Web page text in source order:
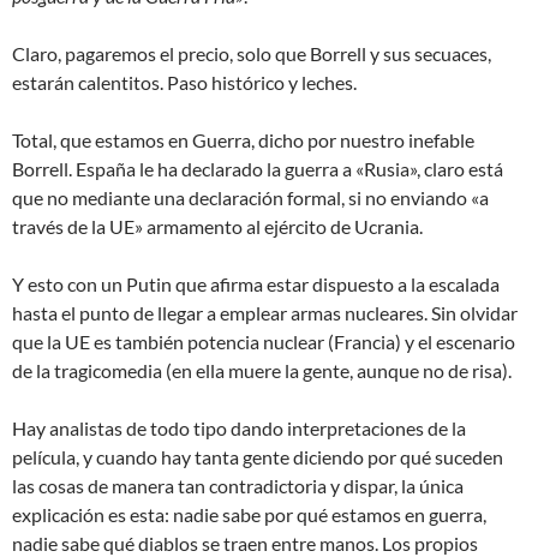
Claro, pagaremos el precio, solo que Borrell y sus secuaces,
estarán calentitos. Paso histórico y leches.
Total, que estamos en Guerra, dicho por nuestro inefable
Borrell. España le ha declarado la guerra a «Rusia», claro está
que no mediante una declaración formal, si no enviando «a
través de la UE» armamento al ejército de Ucrania.
Y esto con un Putin que afirma estar dispuesto a la escalada
hasta el punto de llegar a emplear armas nucleares. Sin olvidar
que la UE es también potencia nuclear (Francia) y el escenario
de la tragicomedia (en ella muere la gente, aunque no de risa).
Hay analistas de todo tipo dando interpretaciones de la
película, y cuando hay tanta gente diciendo por qué suceden
las cosas de manera tan contradictoria y dispar, la única
explicación es esta: nadie sabe por qué estamos en guerra,
nadie sabe qué diablos se traen entre manos. Los propios